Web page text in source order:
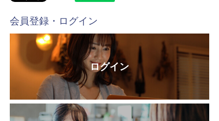
会員登録・ログイン
ログイン